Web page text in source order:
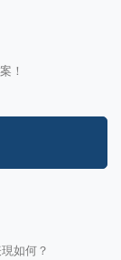
！
如何？